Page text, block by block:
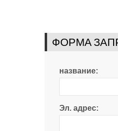
ФОРМА
название:
Эл. адрес: